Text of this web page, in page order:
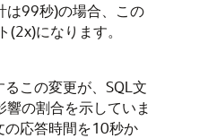
は99秒)の場合、この
になります。
この変更が、SQL文
の割合を示していま
の応答時間を10秒か